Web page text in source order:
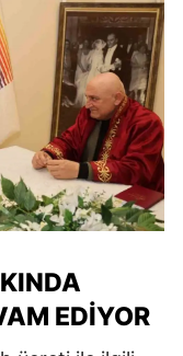
EDIYOR